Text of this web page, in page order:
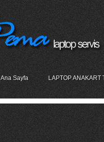
Ana Sayfa LAPTOP ANAKART